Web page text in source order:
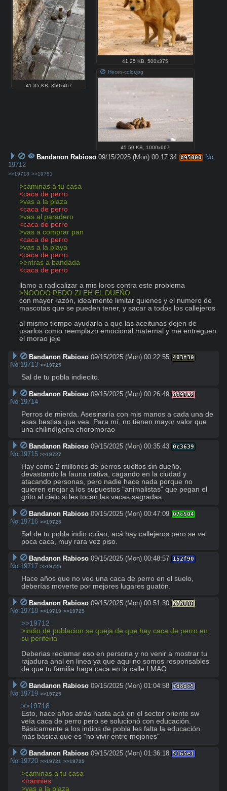
41.35 KB 350x467
41.25 KB ,500x375
Heces-color.jpg
45.59 KB 1000x667
Bandanon Rabioso 09/15/2025 (Mon) 00:17:34 b95000
No.
19712
>>19718 >>19751
>caminas a tu casa
<caca de perro
>vas a la plaza
<caca de perro
>vas al paradero
<caca de perro
>vas a comprar pan
<caca de perro
>vas a la playa
<caca de perro
>entras a bandada
<caca de perro
>NOOOO PEDO ZI EH EL DUEÑO
con mayor razón, idealmente limitar quienes y el numero de
mascotas que se pueden tener, y sacar a todos los callejeros
al mismo tiempo ayudaría a que las aceitunas dejen de
usarlos como reemplazo emocional maternal y me entreguen
el morao jeje
Bandanon Rabioso 09/15/2025 (Mon) 00:22:55 403f30
No. 19713 >>19725
Sal de tu pobla indiecito.
Bandanon Rabioso 09/15/2025 (Mon) 00:26:49 dd93a2
No. 19714
Perros de mierda. Asesinaría con mis manos a cada una de
esas bestias que vea. Para mí, no tienen mayor valor que
una chilindígena choromorao
Bandanon Rabioso 09/15/2025 (Mon) 00:35:43 0c3639
No. 19715 >>19727
Hay como 2 millones de perros sueltos sin dueño,
devastando la fauna nativa, cagando en la ciudad y
atacando personas, pero nadie hace nada porque no
quieren enojar a los supuestos "animalistas" que pegan el
grito al cielo si les tocan las vacas sagradas.
Bandanon Rabioso 09/15/2025 (Mon) 00:47:09 07c504
No. 19716 >>19725
Sal de tu pobla indio culiao, acá hay callejeros pero se ve
poca caca, muy rara vez piso.
Bandanon Rabioso 09/15/2025 (Mon) 00:48:57 152f90
No. 19717 >>19725
Hace años que no veo una caca de perro en el suelo,
deberías moverte por mejores lugares guatón.
Bandanon Rabioso 09/15/2025 (Mon) 00:51:30 b7b886
No. 19718 >>19719 >>19725
>>19712
>indio de poblacion se queja de que hay caca de perro en
su periferia
Deberias reclamar eso en persona y no venir a mostrar tu
rajadura anal en linea ya que aqui no somos responsables
de que tu familia haga caca en la calle LMAO
Bandanon Rabioso 09/15/2025 (Mon) 01:04:58 7d8dc5
No. 19719 >>19725
>>19718
Esto, hace años atrás hasta acá en el sector oriente sw
veía caca de perro pero se solucionó con educación.
Básicamente a los indios de pobla les falta la educación
más básica que es "no vivir entre mojones"
Bandanon Rabioso 09/15/2025 (Mon) 01:36:18 5165e1
No. 19720 >>19721 >>19725
>caminas a tu casa
<trannies
>vas a la plaza